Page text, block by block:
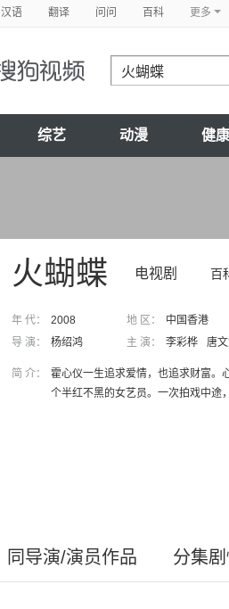
汉语 翻译 问问 百科 更多
综艺 动漫 健康
百
电视剧
火蝴蝶
年 代： 2008 地 区： 中国香港
导 演：
杨绍鸿 主 演： 李彩桦 唐
简 介：
霍心仪一生追求爱情，也追求财富。
个半红不黑的女艺员。一次拍戏中途
同导演/演员作品 分集